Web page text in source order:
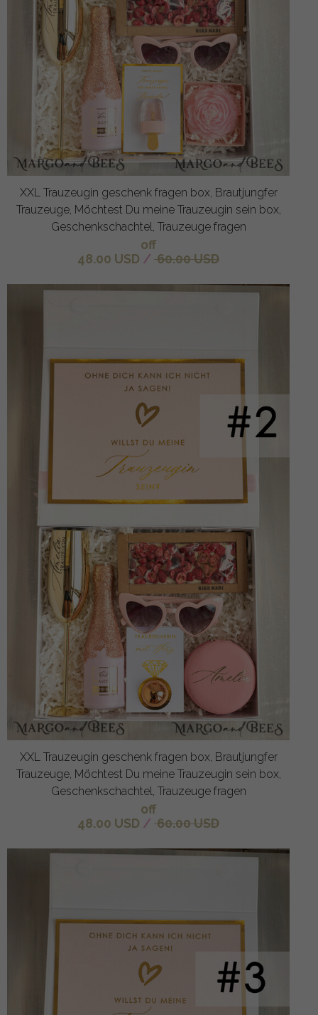
XXL Trauzeugin geschenk fragen box, Brautjungfer
Trauzeuge, Möchtest Du meine Trauzeugin sein box,
Geschenkschachtel, Trauzeuge fragen
off
48.00 USD / 60.00 USD
XXL Trauzeugin geschenk fragen box, Brautjungfer
Trauzeuge, Möchtest Du meine Trauzeugin sein box,
Geschenkschachtel, Trauzeuge fragen
off
48.00 USD / 60.00 USD